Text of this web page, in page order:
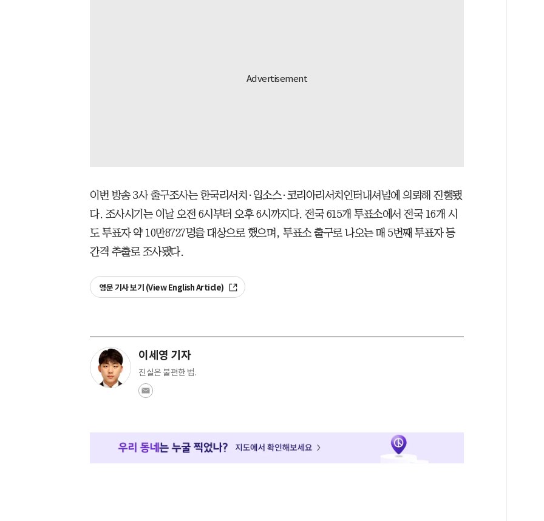
이번 방송 3사 출구조사는 한국리서치·입소스·코리아리서치인터내셔널에 의뢰해 진행됐
다. 조사시기는 이날 오전 6시부터 오후 6시까지다. 전국 615개 투표소에서 전국 16개 시
도 투표자 약 10만8727명을 대상으로 했으며, 투표소 출구로 나오는 매 5번째 투표자 등
간격 추출로 조사됐다.
영문 기사 보기 (View English Article)
이세영 기자
진실은 불편한 법.